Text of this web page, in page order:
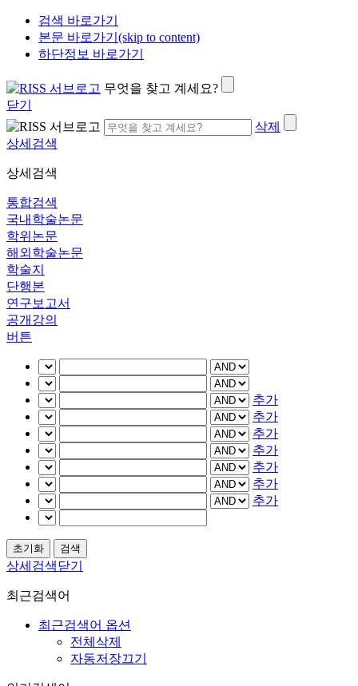
검색 바로가기
본문 바로가기(skip to content)
하단정보 바로가기
무엇을 찾고 계세요?
닫기
삭제
상세검색
상세검색
통합검색
국내학술논문
학위논문
해외학술논문
학술지
단행본
연구보고서
공개강의
버튼
추가
추가
추가
추가
추가
추가
추가
상세검색닫기
최근검색어
최근검색어 옵션
전체삭제
자동저장끄기